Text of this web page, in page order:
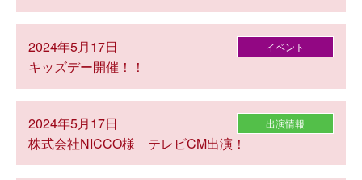
2024年5月17日 イベント
キッズデー開催！！
2024年5月17日 出演情報
株式会社NICCO様 テレビCM出演！